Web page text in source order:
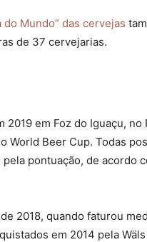
Mundo” das cervejas
de 37 cervejarias.
em Foz do Iguaçu, no
World Beer Cup. Todas
pontuação, de acordo
2018, quando faturou
em 2014 pela